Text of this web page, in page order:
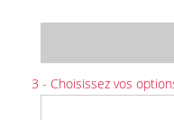
3 - Choisissez vos